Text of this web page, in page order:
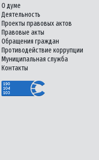
О думе
Деятельность
Проекты правовых актов
Правовые акты
Обращения граждан
Противодействие коррупции
Муниципальная служба
Контакты